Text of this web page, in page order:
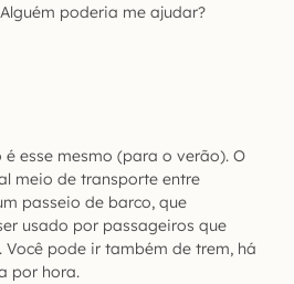
poderia me ajudar?
esse mesmo (para o verão). O
meio de transporte entre
passeio de barco, que
usado por passageiros que
pode ir também de trem, há
por hora.